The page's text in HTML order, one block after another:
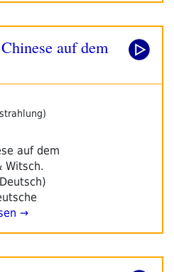
auf dem
auf dem
Witsch.
→